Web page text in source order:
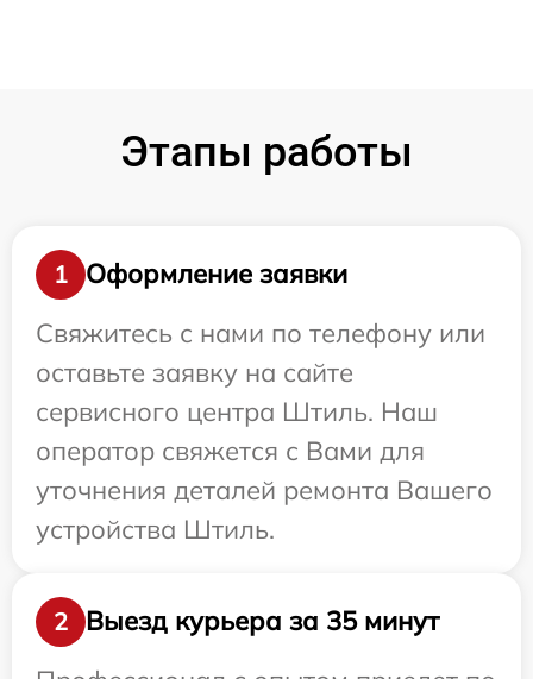
Этапы работы
1
Оформление заявки
Свяжитесь с нами по телефону или
оставьте заявку на сайте
сервисного центра Штиль. Наш
оператор свяжется с Вами для
уточнения деталей ремонта Вашего
устройства Штиль.
2
Выезд курьера за 35 минут